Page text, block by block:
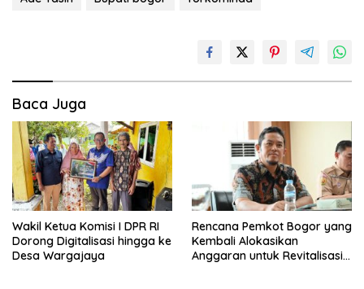
Baca Juga
Wakil Ketua Komisi I DPR RI
Dorong Digitalisasi hingga ke
Desa Wargajaya
Rencana Pemkot Bogor yang
Kembali Alokasikan
Anggaran untuk Revitalisasi